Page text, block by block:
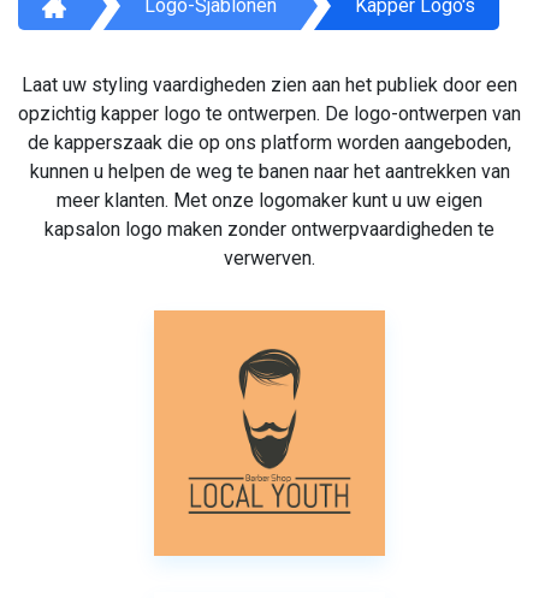
Logo-Sjablonen Kapper Logo's
Laat uw styling vaardigheden zien aan het publiek door een
opzichtig kapper logo te ontwerpen. De logo-ontwerpen van
de kapperszaak die op ons platform worden aangeboden,
kunnen u helpen de weg te banen naar het aantrekken van
meer klanten. Met onze logomaker kunt u uw eigen
kapsalon logo maken zonder ontwerpvaardigheden te
verwerven.